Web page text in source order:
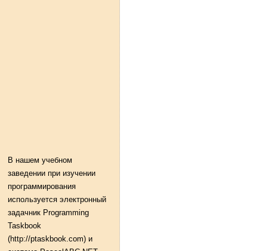
В нашем учебном
заведении при изучении
программирования
используется электронный
задачник Programming
Taskbook
(http://ptaskbook.com) и